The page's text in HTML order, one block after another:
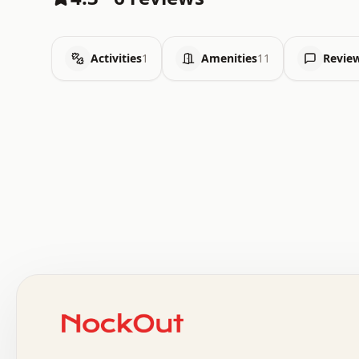
Activities1 Amenities11
.   +   .   .   o   .   .   .   .   .   .   :   .
.   .   .   o   .   .   .   .   .   .   .   .   x   .